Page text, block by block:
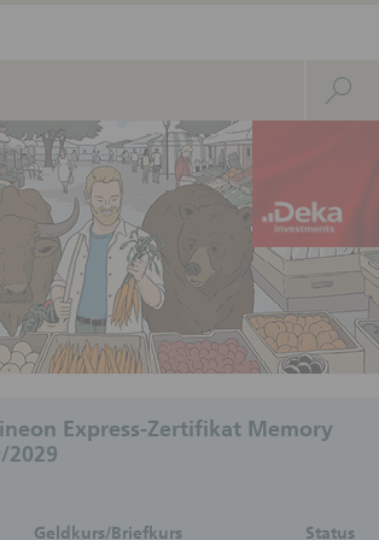
Express-Zertifikat Memory
Geldkurs/Briefkurs
Status